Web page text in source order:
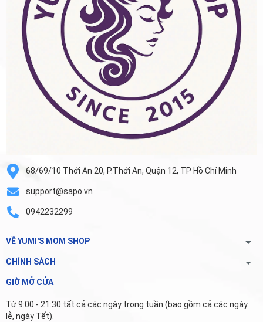
68/69/10 Thới An 20, P.Thới An, Quận 12, TP Hồ Chí Minh
support@sapo.vn
0942232299
VỀ YUMI'S MOM SHOP
CHÍNH SÁCH
GIỜ MỞ CỬA
Từ 9:00 - 21:30 tất cả các ngày trong tuần (bao gồm cả các ngày
lễ, ngày Tết).